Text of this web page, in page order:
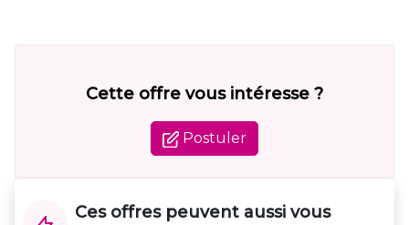
Cette offre vous intéresse ?
Postuler
Ces offres peuvent aussi vous